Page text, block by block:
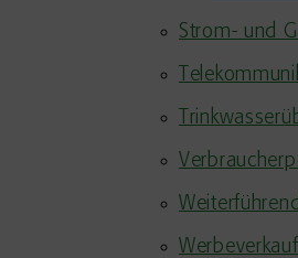
Strom- und